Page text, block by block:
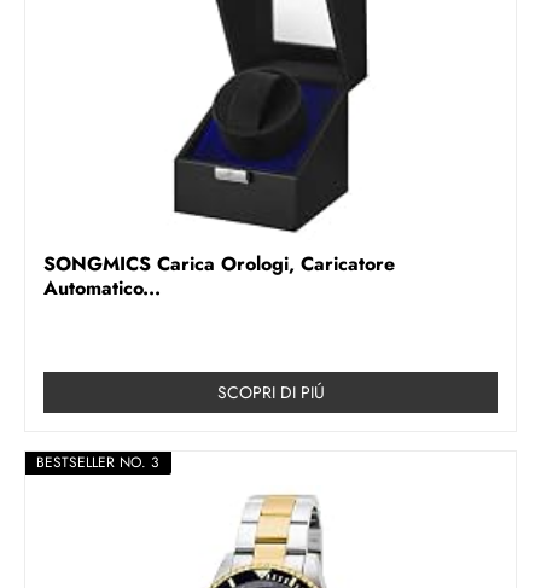
SONGMICS Carica Orologi, Caricatore
Automatico...
SCOPRI DI PIÚ
BESTSELLER NO. 3